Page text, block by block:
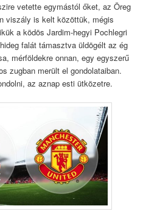
vetette egymástól őket, az Öreg
viszály is kelt közöttük, mégis
a ködös Jardim-hegyi Pochlegri
falát támasztva üldögélt az ég
mérföldekre onnan, egy egyszerű
zugban merült el gondolataiban.
az aznap esti ütközetre.